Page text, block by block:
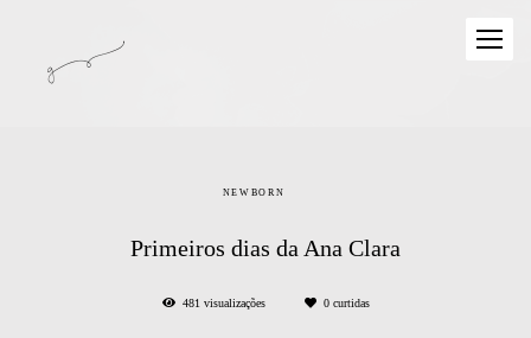
NEWBORN
Primeiros dias da Ana Clara
481 visualizações 0curtidas